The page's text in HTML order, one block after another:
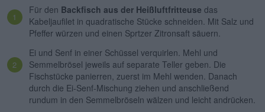
Für den Backfisch aus der Heißluftfritteuse das
Kabeljaufilet in quadratische Stücke schneiden. Mit Salz und
Pfeffer würzen und einen Sprtzer Zitronsaft säuern.
Ei und Senf in einer Schüssel verquirlen. Mehl und
Semmelbrösel jeweils auf separate Teller geben. Die
Fischstücke panierren, zuerst im Mehl wenden. Danach
durch die Ei-Senf-Mischung ziehen und anschließend
rundum in den Semmelbröseln wälzen und leicht andrücken.